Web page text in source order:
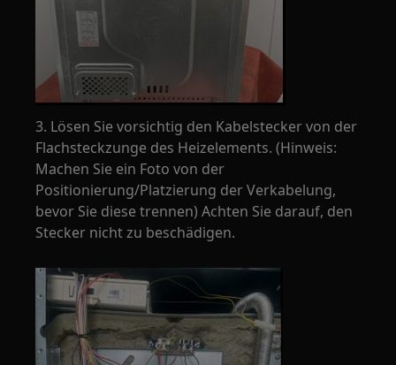
3. Lösen Sie vorsichtig den Kabelstecker von der
Flachsteckzunge des Heizelements. (Hinweis:
Machen Sie ein Foto von der
Positionierung/Platzierung der Verkabelung,
bevor Sie diese trennen) Achten Sie darauf, den
Stecker nicht zu beschädigen.